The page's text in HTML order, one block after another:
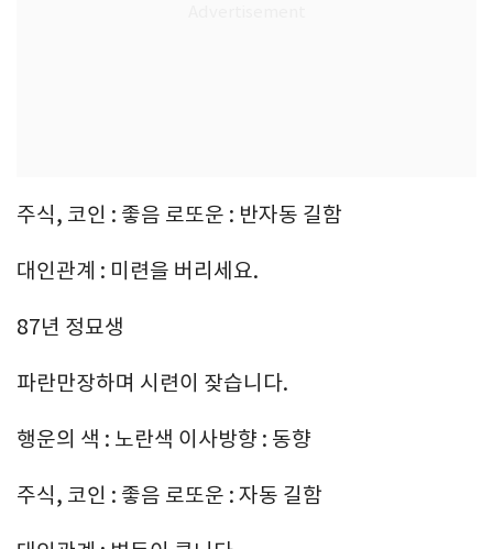
주식, 코인 : 좋음 로또운 : 반자동 길함
대인관계 : 미련을 버리세요.
87년 정묘생
파란만장하며 시련이 잦습니다.
행운의 색 : 노란색 이사방향 : 동향
주식, 코인 : 좋음 로또운 : 자동 길함